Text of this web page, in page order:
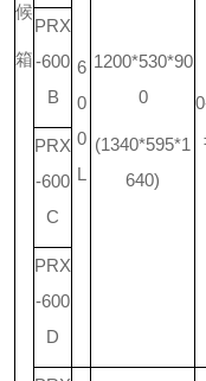
候
箱
6
0
0
L
1200*530*90
0
(1340*595*1
640)
PRX
-600
B
PRX
-600
C
PRX
-600
D